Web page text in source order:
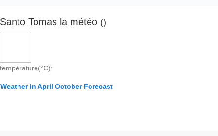
Santo Tomas la météo ()
température(°C):
Weather in April October Forecast